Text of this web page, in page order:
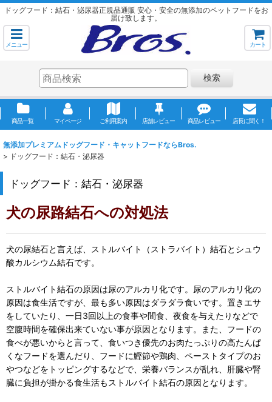
ドッグフード：結石・泌尿器正規品通販 安心・安全の無添加のペットフードをお
届け致します。
メニュー カート
検索
商品一覧 マイページ ご利用案内 店舗レビュー 商品レビュー 店長に聞く！
無添加プレミアムドッグフード・キャットフードならBros.
> ドッグフード：結石・泌尿器
ドッグフード：結石・泌尿器
犬の尿路結石への対処法
犬の尿結石と言えば、ストルバイト（ストラバイト）結石とシュウ
酸カルシウム結石です。
ストルバイト結石の原因は尿のアルカリ化です。尿のアルカリ化の
原因は食生活ですが、最も多い原因はダラダラ食いです。置きエサ
をしていたり、一日3回以上の食事や間食、夜食を与えたりなどで
空腹時間を確保出来ていない事が原因となります。また、フードの
食べが悪いからと言って、食いつき優先のお肉たっぷりの高たんぱ
くなフードを選んだり、フードに鰹節や鶏肉、ペーストタイプのお
やつなどをトッピングするなどで、栄養バランスが乱れ、肝臓や腎
臓に負担が掛かる食生活もストルバイト結石の原因となります。